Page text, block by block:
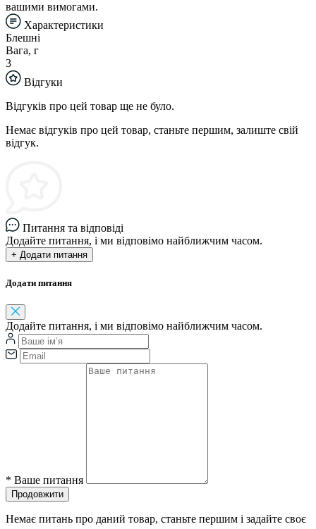
вашими вимогами.
Характеристики
Блешні
Вага, г
3
Відгуки
Відгуків про цей товар ще не було.
Немає відгуків про цей товар, станьте першим, залиште свій
відгук.
Питання та відповіді
Додайте питання, і ми відповімо найближчим часом.
+ Додати питання
Додати питання
Додайте питання, і ми відповімо найближчим часом.
* Ваше питання
Продовжити
Немає питань про даний товар, станьте першим і задайте своє